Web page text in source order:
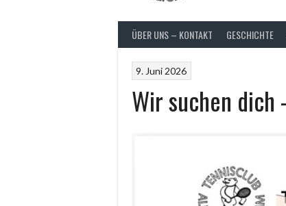
ÜBER UNS – KONTAKT GESCHICHTE
9. Juni 2026
Wir suchen dich